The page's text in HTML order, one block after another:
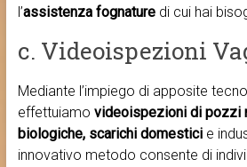
l’assistenza fognaturedi cui hai
c. Videoispezioni
Mediante l’impiego di apposite
effettuiamo videoispezioni di pozzi
biologiche, scarichi domesticie
innovativo metodo consente di